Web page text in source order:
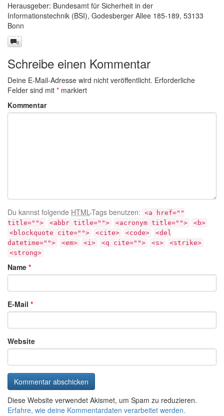
Herausgeber: Bundesamt für Sicherheit in der
Informationstechnik (BSI), Godesberger Allee 185-189, 53133
Bonn
0
Schreibe einen Kommentar
Deine E-Mail-Adresse wird nicht veröffentlicht. Erforderliche
Felder sind mit * markiert
Kommentar
Du kannst folgende HTML-Tags benutzen: <a href=""
title="">
<abbr title=""> <acronym title="">
<b>
<blockquote cite="">
<cite> <code>
<del
datetime="">
<em> <i> <q cite=""> <s>
<strike>
<strong>
Name *
E-Mail *
Website
Diese Website verwendet Akismet, um Spam zu reduzieren.
Erfahre, wie deine Kommentardaten verarbeitet werden.